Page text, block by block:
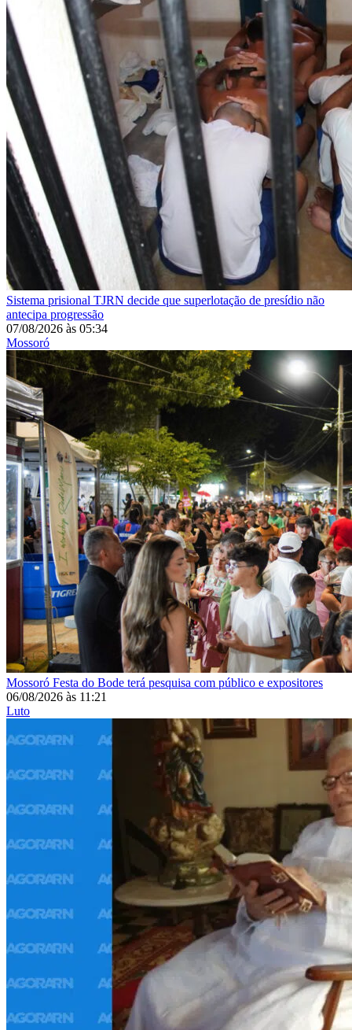
Sistema prisional TJRN decide que superlotação de presídio não
antecipa progressão
07/08/2026 às 05:34
Mossoró
Mossoró Festa do Bode terá pesquisa com público e expositores
06/08/2026 às 11:21
Luto